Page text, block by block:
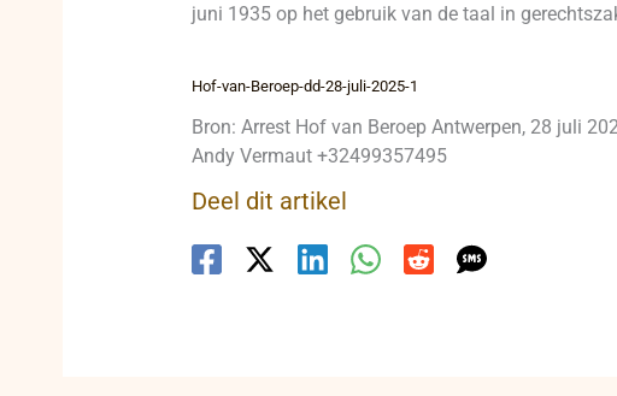
juni 1935 op het gebruik van de taal in
Hof-van-Beroep-dd-28-juli-2025-1
Bron: Arrest Hof van Beroep Antwerpen, 28 juli
Andy Vermaut +32499357495
Deel dit artikel